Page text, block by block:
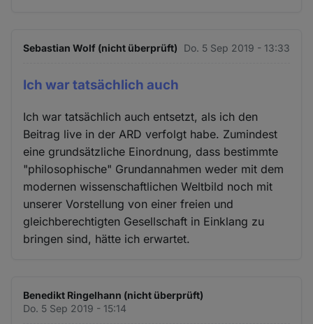
Sebastian Wolf (nicht überprüft) Do. 5 Sep 2019 - 13:33
Ich war tatsächlich auch
Ich war tatsächlich auch entsetzt, als ich den
Beitrag live in der ARD verfolgt habe. Zumindest
eine grundsätzliche Einordnung, dass bestimmte
"philosophische" Grundannahmen weder mit dem
modernen wissenschaftlichen Weltbild noch mit
unserer Vorstellung von einer freien und
gleichberechtigten Gesellschaft in Einklang zu
bringen sind, hätte ich erwartet.
Benedikt Ringelhann (nicht überprüft)
Do. 5 Sep 2019 - 15:14